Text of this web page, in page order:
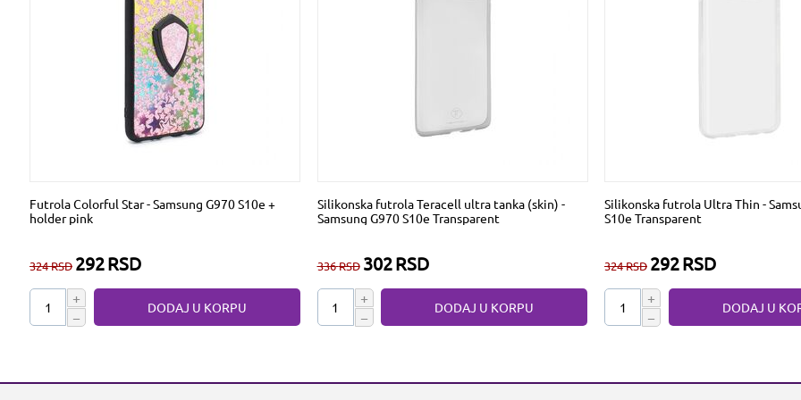
Futrola Colorful Star - Samsung G970 S10e +
holder pink
324RSD 292RSD
+
−
DODAJ U KORPU
Silikonska futrola Teracell ultra tanka (skin) -
Samsung G970 S10e Transparent
336RSD 302RSD
+
−
DODAJ U KORPU
Silikonska futrola Ultra Thin -
S10e Transparent
324RSD 292RSD
+
−
DODAJ U